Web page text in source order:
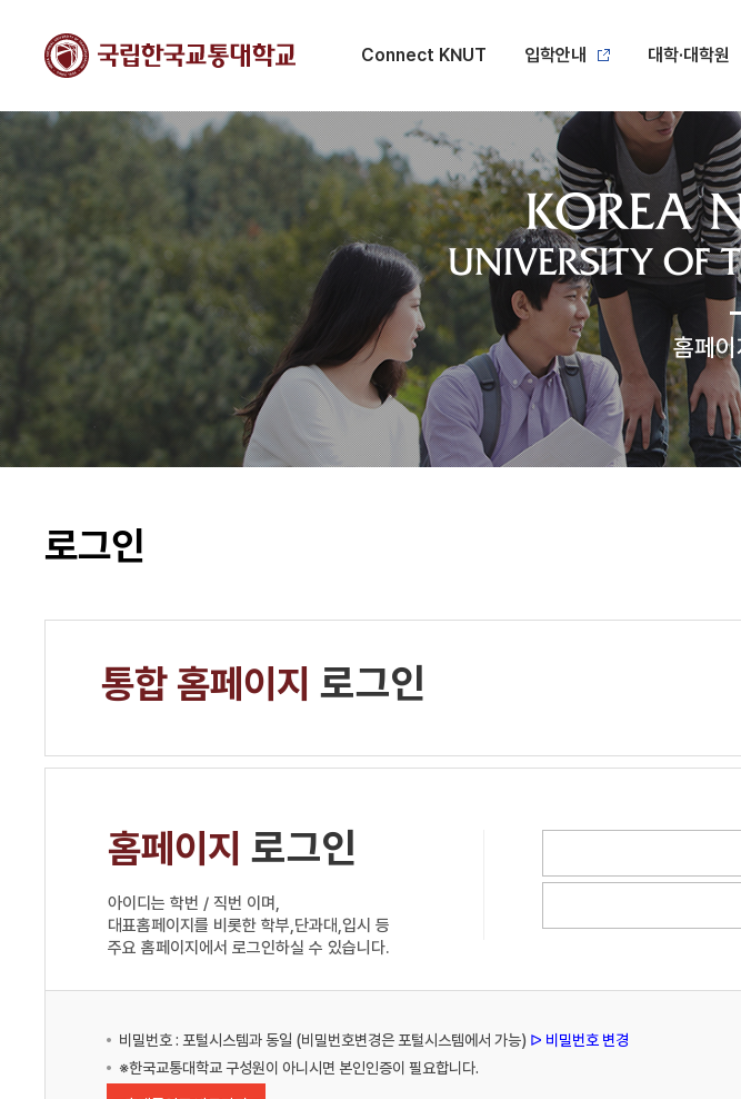
Connect KNUT 입학안내 대학·대학원
홈페
로그인
통합 홈페이지 로그인
홈페이지 로그인
아이디는 학번 / 직번 이며,
대표홈페이지를 비롯한 학부,단과대,입시 등
주요 홈페이지에서 로그인하실 수 있습니다.
비밀번호 : 포털시스템과 동일 (비밀번호변경은 포털시스템에서 가능) ᐅ 비밀번호 변경
※한국교통대학교 구성원이 아니시면 본인인증이 필요합니다.